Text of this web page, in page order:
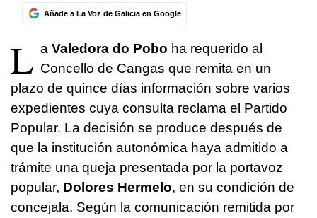
Añade a La Voz de Galicia en Google
L a Valedora do Pobo ha requerido al
Concello de Cangas que remita en un
plazo de quince días información sobre varios
expedientes cuya consulta reclama el Partido
Popular. La decisión se produce después de
que la institución autonómica haya admitido a
trámite una queja presentada por la portavoz
popular, Dolores Hermelo, en su condición de
concejala. Según la comunicación remitida por